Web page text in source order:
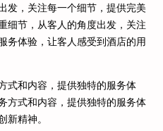
发，关注每一个细节，提供完美
细节，从客人的角度出发，关注
务体验，让客人感受到酒店的用
式和内容，提供独特的服务体
方式和内容，提供独特的服务体
新精神。